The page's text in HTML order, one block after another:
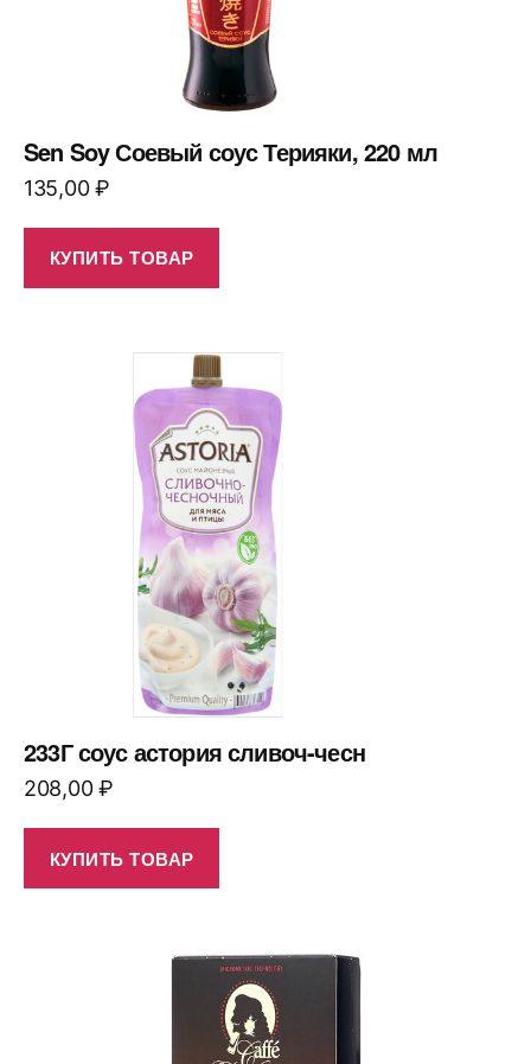
Sen Soy Соевый соус Терияки, 220 мл
135,00₽
КУПИТЬ ТОВАР
233Г соус астория сливоч-чесн
208,00₽
КУПИТЬ ТОВАР